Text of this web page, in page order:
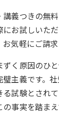
義つきの無
お試しいた
気軽にご請求
く原因のひ
主義です。
試験とされ
事実を踏ま